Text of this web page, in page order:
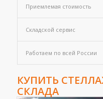
Приемлемая стоимость
Складской сервис
Работаем по всей России
КУПИТЬ
СКЛАДА